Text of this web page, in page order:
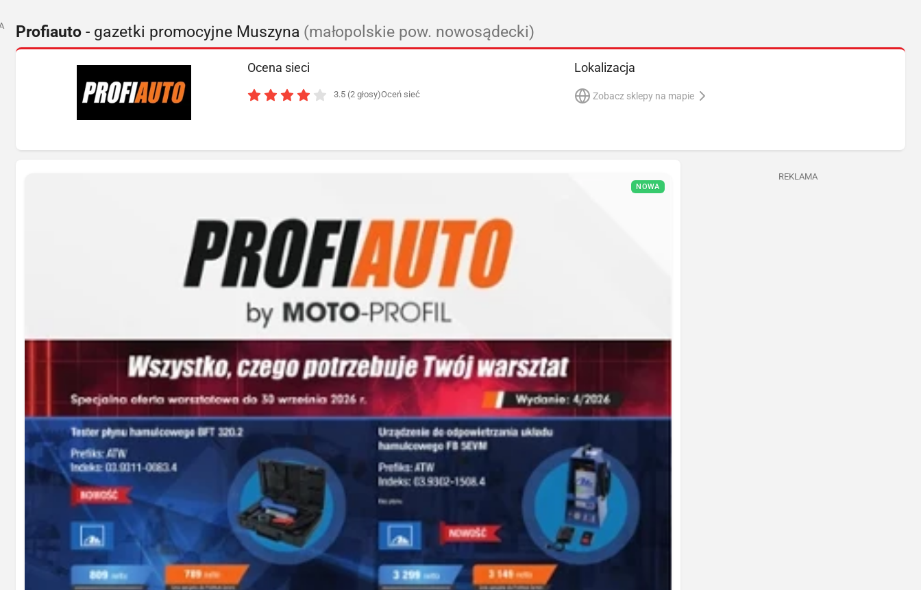
Profiauto - gazetki promocyjne Muszyna (małopolskie pow. nowosądecki)
Ocena sieci
3.5 (2 głosy)Oceń sieć
Lokalizacja
Zobacz sklepy na mapie
NOWA
REKLAMA